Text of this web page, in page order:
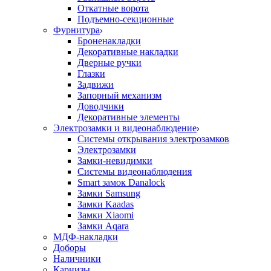
Откатные ворота
Подъемно-секционные
Фурнитура
Броненакладки
Декоративные накладки
Дверные ручки
Глазки
Задвижи
Запорный механизм
Доводчики
Декоративные элементы
Электрозамки и видеонаблюдение
Системы открывания электрозамков
Электрозамки
Замки-невидимки
Системы видеонаблюдения
Smart замок Danalock
Замки Samsung
Замки Kaadas
Замки Xiaomi
Замки Aqara
МДФ-накладки
Доборы
Наличники